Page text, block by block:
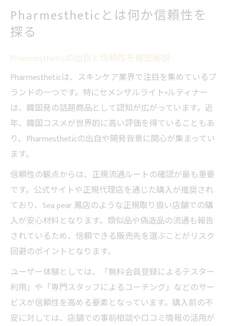
実体験から見るPharmesthetic使用感まとめ
Pharmesthetic使用感の口コミを徹底比較
Pharmesthetic利用者のリアルな声を紹介
Pharmesthetic使用時の肌の変化に注目
セメンザルライトの使い心地を本音で解説
セメンザルライトの出自と正規品の見分け方
セメンザルライト正規品と偽物の違いを解
説
セメンザルライトはどこで売ってるか検証
Pharmesthetic偽物を避けるポイント解説
セメンザルライト正規ルートの特徴を解説
価格の違いを比較し損しない選び方を解説
Pharmesthetic値段の相場と最安値の見分け
方
セメンザルライト最安値の探し方と注意点
Pharmesthetic価格帯の違いを分かりやすく
比較
Pharmestheticとは何か信頼性を
探る
Pharmestheticの出自と信頼性を徹底解説
Pharmestheticは、スキンケア業界で注目を集めているブ
ランドの一つです。特にセメンザルライト×ルティナー
は、韓国発の話題商品として認知が広がっています。近
年、韓国コスメが世界的に高い評価を得ていることもあ
り、Pharmestheticの出自や開発背景に関心が集まってい
ます。
信頼性の観点からは、正規流通ルートの確認が最も重要
です。公式サイトや正規代理店を通じた購入が推奨され
ており、Sea pear 鳳店のような正規取り扱い店舗での購
入が安心材料となります。類似品や偽造品の流通も報告
されているため、信頼できる販売先を選ぶことがリスク
回避のポイントとなります。
ユーザー体験としては、「無料会員登録によるテスター
利用」や「専門スタッフによるコーチング」などのサー
ビスが信頼性を高める要素となっています。購入前の不
安に対しては、店舗での事前相談や口コミ情報の活用が